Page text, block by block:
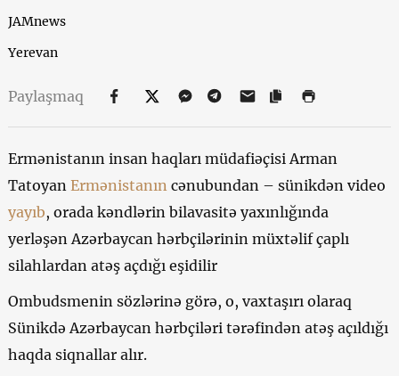
JAMnews
Yerevan
Paylaşmaq
Ermənistanın insan haqları müdafiəçisi Arman
Tatoyan Ermənistanın cənubundan – sünikdən video
yayıb, orada kəndlərin bilavasitə yaxınlığında
yerləşən Azərbaycan hərbçilərinin müxtəlif çaplı
silahlardan atəş açdığı eşidilir
Ombudsmenin sözlərinə görə, o, vaxtaşırı olaraq
Sünikdə Azərbaycan hərbçiləri tərəfindən atəş açıldığı
haqda siqnallar alır.